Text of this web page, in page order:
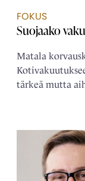
FOKUS
Suojaako
Matala
tärkeä mutta